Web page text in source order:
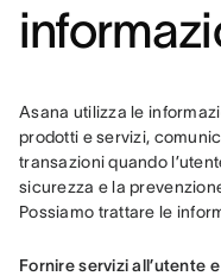
Asana utilizza le
prodotti e servizi,
transazioni quando
sicurezza e la
Possiamo trattare le
Fornire servizi all’utente